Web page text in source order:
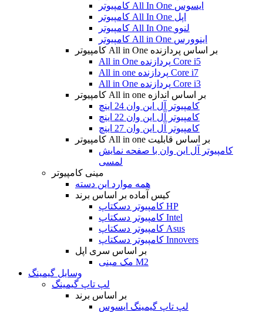
کامپیوتر All In One ایسوس
کامپیوتر All In One اپل
کامپیوتر All In One لنوو
کامپیوتر All in One اینوورس
کامپیوتر All in One بر اساس پردازنده
All in One پردازنده Core i5
All in one پردازنده Core i7
All in One پردازنده Core i3
کامپیوتر All in one بر اساس اندازه
کامپیوتر آل این وان 24 اینچ
کامپیوتر آل این وان 22 اینچ
کامپیوتر آل این وان 27 اینچ
کامپیوتر All in one بر اساس قابلیت
کامپیوتر آل این وان با صفحه نمایش
لمسی
مینی کامپیوتر
همه موارد این دسته
کیس آماده بر اساس برند
کامپیوتر دسکتاپ HP
کامپیوتر دسکتاپ Intel
کامپیوتر دسکتاپ Asus
کامپیوتر دسکتاپ Innovers
بر اساس سری اپل
مک مینی M2
وسایل گیمینگ
لپ تاپ گیمینگ
بر اساس برند
لپ تاپ گیمینگ ایسوس